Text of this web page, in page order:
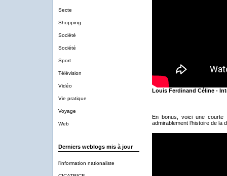
Secte
Shopping
Société
Société
Sport
Télévision
Vidéo
Vie pratique
Voyage
Web
Derniers weblogs mis à jour
l'information nationaliste
Louis Ferdinand Céline -
En bonus, voici une
admirablement l’histoire de la